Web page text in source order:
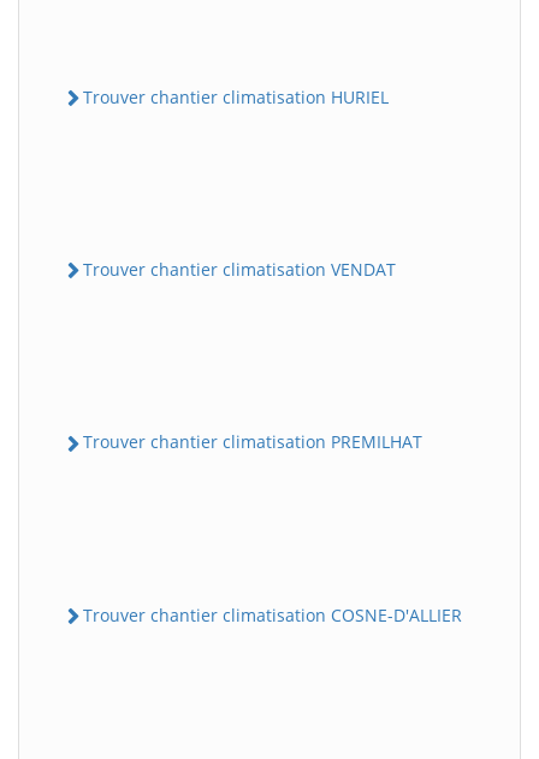
Trouver chantier climatisation HURIEL
Trouver chantier climatisation VENDAT
Trouver chantier climatisation PREMILHAT
Trouver chantier climatisation COSNE-D'ALLIER